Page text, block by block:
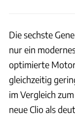
Die sechste
nur ein
optimierte
gleichzeitig
im Vergleich
neue Clio als